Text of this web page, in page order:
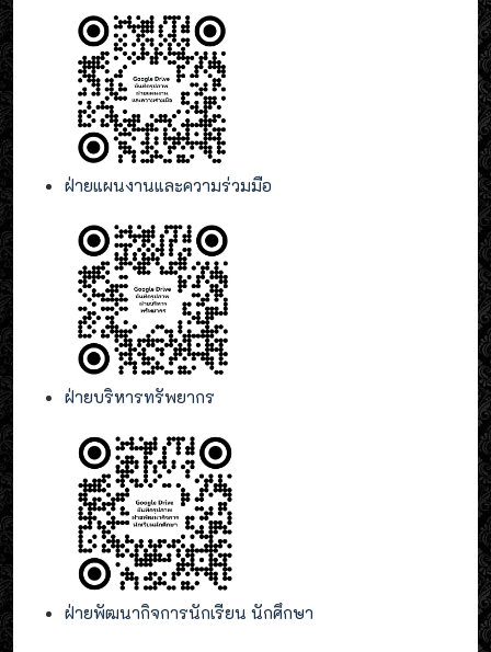
ฝ่ายแผนงานและความร่วมมือ
ฝ่ายบริหารทรัพยากร
ฝ่ายพัฒนากิจการนักเรียน นักศึกษา